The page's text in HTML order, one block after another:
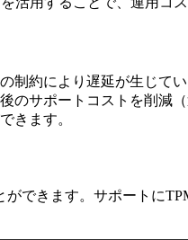
約により遅延が生じて
サポートコストを削減
きます。
できます。サポートに